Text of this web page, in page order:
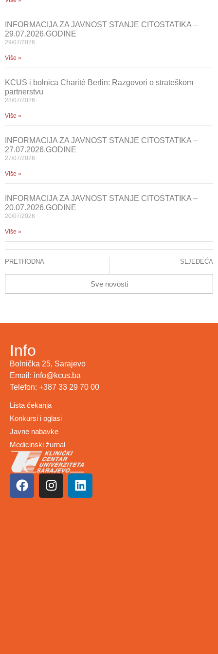
INFORMACIJA ZA JAVNOST STANJE CITOSTATIKA –
29.07.2026.GODINE
29/07/2026
Više »
KCUS i bolnica Charité Berlin: Razgovori o strateškom
partnerstvu
28/07/2026
Više »
INFORMACIJA ZA JAVNOST STANJE CITOSTATIKA –
27.07.2026.GODINE
27/07/2026
Više »
INFORMACIJA ZA JAVNOST STANJE CITOSTATIKA –
20.07.2026.GODINE
20/07/2026
Više »
PRETHODNA SLJEDEĆA
Sve novosti
Info
Bolnička 25, Sarajevo
Email: info@kcus.ba
Telefon: +387 33 29 70 00
Lista čekanja
Konkursi i oglasi
Javne nabavke
Medicinski žurnal